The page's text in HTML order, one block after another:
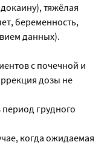
тяжёлая
беременность,
данных).
с почечной и
дозы не
грудного
когда ожидаемая